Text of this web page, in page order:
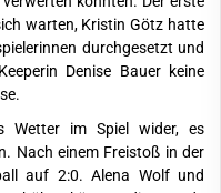
warten, Kristin Götz hatte
durchgesetzt und
Denise Bauer keine
Wetter im Spiel wider, es
Nach einem Freistoß in der
auf 2:0. Alena Wolf und